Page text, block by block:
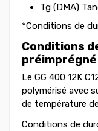
Tg (DMA)
*Conditions de
Conditions
préimprégné
Le GG 400 12K
polymérisé avec
de température
Conditions de